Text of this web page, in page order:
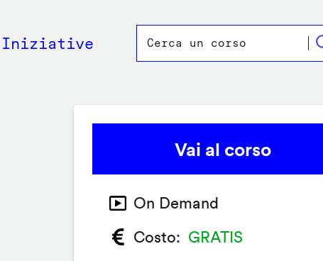
Iniziative
Vai al corso
On Demand
Costo
GRATIS